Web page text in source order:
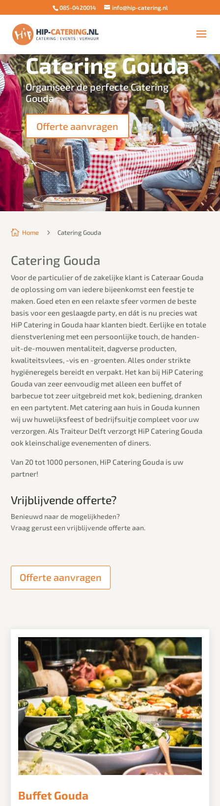
085-0420014 info@hip-catering.nl
Catering Gouda
Organiseer de perfecte Catering
Gouda
Offerte aanvragen
 Home 5 Catering Gouda
Catering Gouda
Voor de particulier of de zakelijke klant is Cateraar Gouda
de oplossing om van iedere bijeenkomst een feestje te
maken. Goed eten en een relaxte sfeer vormen de beste
basis voor een geslaagde party, en dát is nu precies wat
HiP Catering in Gouda haar klanten biedt. Eerlijke en totale
dienstverlening met een persoonlijke touch, de handen-
uit-de-mouwen mentaliteit, dagverse producten,
kwaliteitsvlees, -vis en -groenten. Alles onder strikte
hygiëneregels bereidt en verpakt. Het kan bij HiP Catering
Gouda van zeer eenvoudig met alleen een buffet of
barbecue tot zeer uitgebreid met kok, bediening, dranken
en een partytent. Met catering aan huis in Gouda kunnen
wij uw huwelijksfeest of bedrijfsuitje compleet voor uw
verzorgen. Als Traiteur Delft verzorgt HiP Catering Gouda
ook kleinschalige evenementen of diners.
Van 20 tot 1000 personen, HiP Catering Gouda is uw
partner!
Vrijblijvende offerte?
Benieuwd naar de mogelijkheden?
Vraag gerust een vrijblijvende offerte aan.
Offerte aanvragen
Buffet Gouda